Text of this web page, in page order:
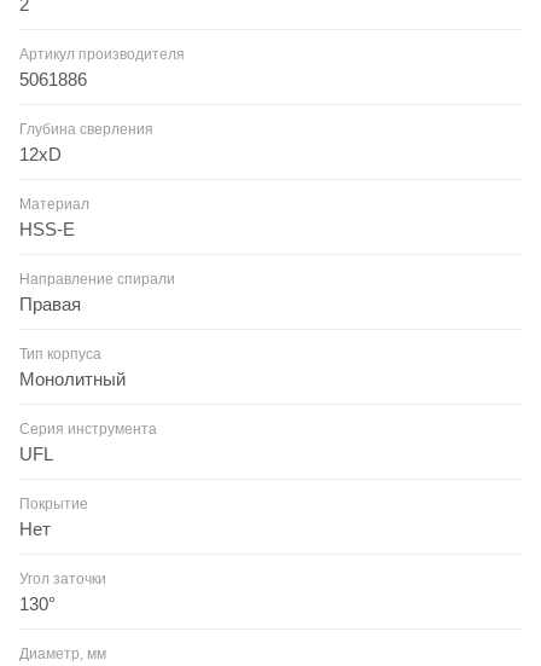
2
Артикул производителя
5061886
Глубина сверления
12xD
Материал
HSS-E
Направление спирали
Правая
Тип корпуса
Монолитный
Серия инструмента
UFL
Покрытие
Нет
Угол заточки
130°
Диаметр, мм